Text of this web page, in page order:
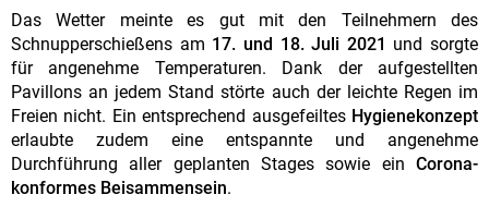
Das Wetter meinte es gut mit den Teilnehmern des
Schnupperschießens am 17. und 18. Juli 2021 und sorgte
für angenehme Temperaturen. Dank der aufgestellten
Pavillons an jedem Stand störte auch der leichte Regen im
Freien nicht. Ein entsprechend ausgefeiltes Hygienekonzept
erlaubte zudem eine entspannte und angenehme
Durchführung aller geplanten Stages sowie ein Corona-
konformes Beisammensein.